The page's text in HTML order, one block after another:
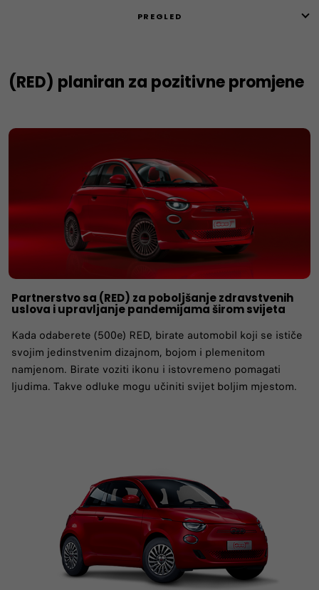
PREGLED
(RED) planiran za pozitivne promjene
Partnerstvo sa (RED) za poboljšanje zdravstvenih
uslova i upravljanje pandemijama širom svijeta
Kada odaberete (500e) RED, birate automobil koji se ističe
svojim jedinstvenim dizajnom, bojom i plemenitom
namjenom. Birate voziti ikonu i istovremeno pomagati
ljudima. Takve odluke mogu učiniti svijet boljim mjestom.